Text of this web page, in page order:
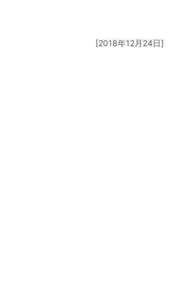
[2018年12月24日]